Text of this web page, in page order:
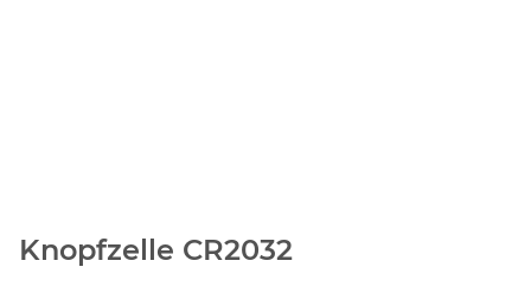
Knopfzelle CR2032